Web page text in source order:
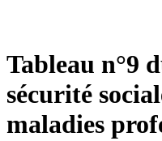
Tableau n°9
sécurité
maladies